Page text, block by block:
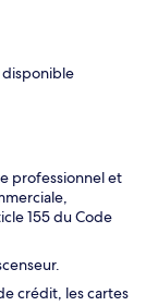
disponible
professionnel et
155 du Code
crédit, les cartes